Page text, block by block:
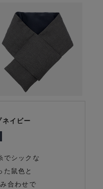
ネイビー
でシックな
た鼠色と
合わせで